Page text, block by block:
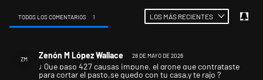
TODOS LOS COMENTARIOS 1 LOS MÁS RECIENTES
ZM Zenón M López Wallace 28 DE MAYO DE 2026
¿ Que paso 427 causas impune, el grone que contrataste
para cortar el pasto,se quedo con tu casa,y te rajo ?